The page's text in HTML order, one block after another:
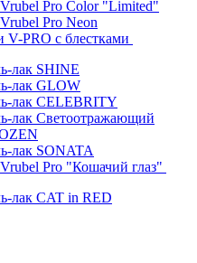
Vrubel Pro Color "Limited"
Pro Neon
V-PRO c блестками
лак SHINE
лак GLOW
лак CELEBRITY
лак Светоотражающий
лак SONATA
Pro "Кошачий глаз"
лак CAT in RED